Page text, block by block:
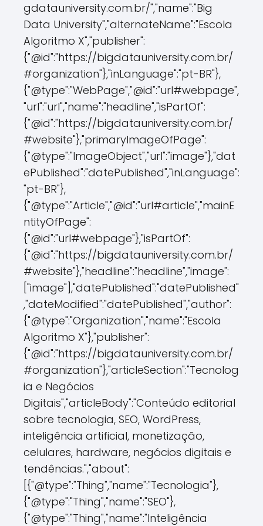
gdatauniversity.com.br/","name":"Big
Data University","alternateName":"Escola
Algoritmo X","publisher":
{"@id":"https://bigdatauniversity.com.br/
#organization"},"inLanguage":"pt-BR"},
{"@type":"WebPage","@id":"url#webpage",
"url":"url","name":"headline","isPartOf":
{"@id":"https://bigdatauniversity.com.br/
#website"},"primaryImageOfPage":
{"@type":"ImageObject","url":"image"},"dat
ePublished":"datePublished","inLanguage":
"pt-BR"},
{"@type":"Article","@id":"url#article","mainE
ntityOfPage":
{"@id":"url#webpage"},"isPartOf":
{"@id":"https://bigdatauniversity.com.br/
#website"},"headline":"headline","image":
["image"],"datePublished":"datePublished"
,"dateModified":"datePublished","author":
{"@type":"Organization","name":"Escola
Algoritmo X"},"publisher":
{"@id":"https://bigdatauniversity.com.br/
#organization"},"articleSection":"Tecnolog
ia e Negócios
Digitais","articleBody":"Conteúdo editorial
sobre tecnologia, SEO, WordPress,
inteligência artificial, monetização,
celulares, hardware, negócios digitais e
tendências.","about":
[{"@type":"Thing","name":"Tecnologia"},
{"@type":"Thing","name":"SEO"},
{"@type":"Thing","name":"Inteligência